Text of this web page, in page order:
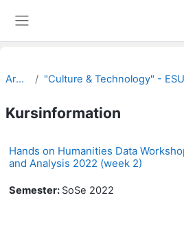
Archiv
Kursinformation
Hands on Humanities Data
and Analysis 2022 (week 2)
Semester: SoSe 2022